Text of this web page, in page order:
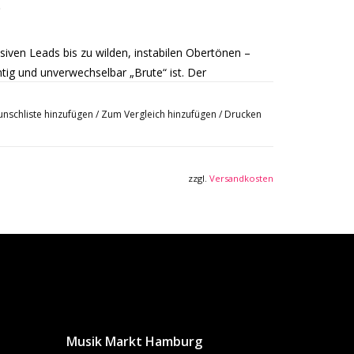
Leads bis zu wilden, instabilen Obertönen –
und unverwechselbar „Brute“ ist. Der
ohne Menüs.
hinzufügen / Zum Vergleich hinzufügen / Drucken
zzgl. Versandkosten
Musik Markt Hamburg